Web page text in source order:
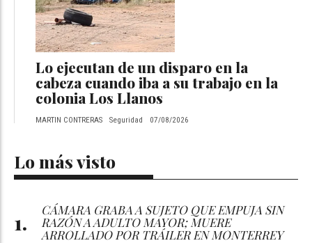
Lo ejecutan de un disparo en la
cabeza cuando iba a su trabajo en la
colonia Los Llanos
MARTIN CONTRERAS Seguridad 07/08/2026
Lo más visto
CÁMARA GRABA A SUJETO QUE EMPUJA SIN
RAZÓN A ADULTO MAYOR; MUERE
ARROLLADO POR TRÁILER EN MONTERREY